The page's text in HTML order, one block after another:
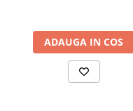
ADAUGA IN COS